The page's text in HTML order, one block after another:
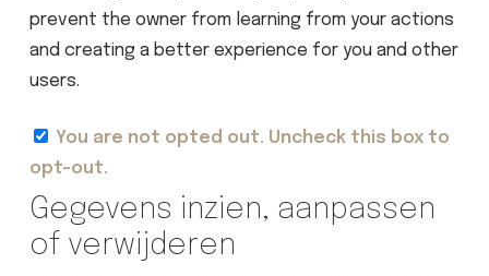
prevent the owner from learning from your actions
and creating a better experience for you and other
users.
You are not opted out. Uncheck this box to
opt-out.
Gegevens inzien, aanpassen
of verwijderen